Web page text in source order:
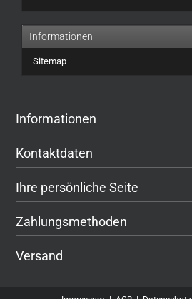
EIN.
Informationen
Sitemap
Informationen
Kontaktdaten
Ihre persönliche Seite
Zahlungsmethoden
Versand